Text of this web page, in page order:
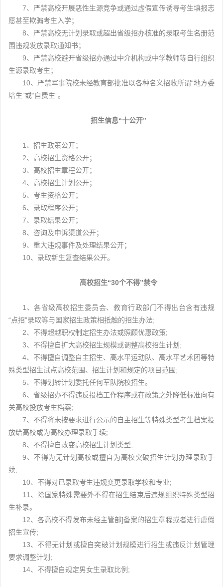
7、严禁高校开展恶性生源竞争或通过虚假宣传诱导考生填报志
愿甚至欺骗考生入学；
8、严禁高校无计划录取或超出省级招办核准的录取考生名册范
围违规发放录取通知书；
9、严禁高校避开省级招办通过中介机构或中学教师等自行组织
生源录取考生；
10、严禁军事院校未经教育部批准以各种名义招收所谓“地方委
培生”或“自费生”。
招生信息“十公开”
1、招生政策公开；
2、高校招生资格公开；
3、高校招生章程公开；
4、高校招生计划公开；
5、考生资格公开；
6、录取程序公开；
7、录取结果公开；
8、咨询及申诉渠道公开；
9、重大违规事件及处理结果公开；
10、录取新生复查结果公开。
高校招生“30个不得”禁令
1、各省级高校招生委员会、教育行政部门不得出台含有违规
“点招”录取等与国家招生政策相抵触的招生办法;
2、不得超越职权制定招生办法或照顾优惠政策;
3、不得擅自扩大高校招生规模或调整高校招生计划;
4、 不得擅自调整自主招生、高水平运动队、高水平艺术团等特
殊类型招生试点高校范围、招生计划和规定的项目范围;
5、不得划转计划委托任何军队院校招生。
6、 省级招办不得违反投档工作程序或在政策之外降低标准向有
关高校投放考生档案;
7、 不得将未按要求进行公示的自主招生等特殊类型考生档案投
放给高校或为高校办理录取手续;
8、不得擅自改变高校招生计划类型;
9、不得为无计划高校或擅自为高校突破招生计划办理录取手
续;
10、不得对已录取考生违规变更录取学校和专业;
11、除国家特殊需要外不得在招生结束后违规组织特殊类型招
生补录。
12、各高校不得发布未经主管部]备案的招生章程或者进行虚假
招生宣传;
13、不得无计划或擅自突破计划规模进行招生或违反计划管理
要求调整计划;
14、不得擅自规定男女生录取比例;